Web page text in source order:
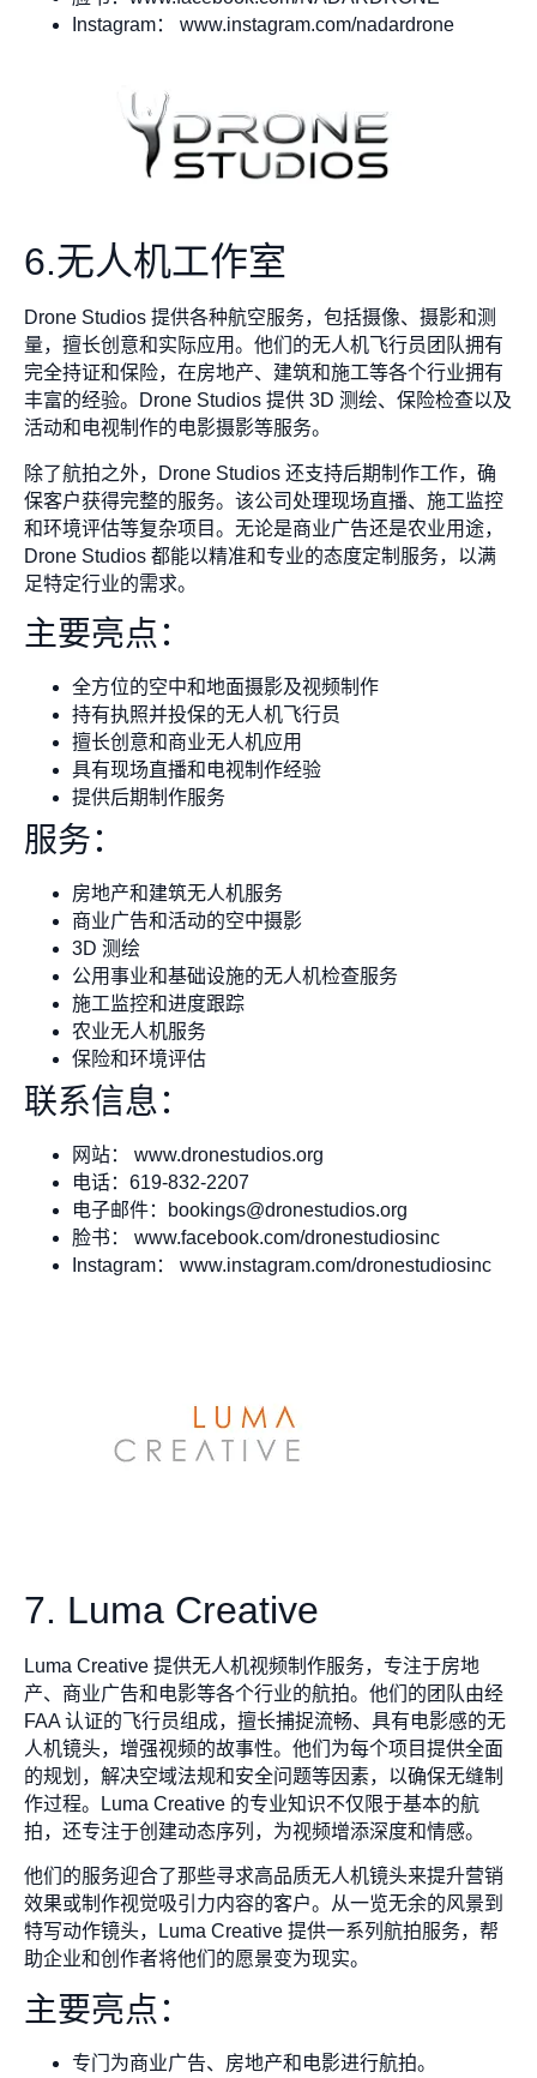
Instagram： www.instagram.com/nadardrone
6.无人机工作室
Drone Studios 提供各种航空服务，包括摄像、摄影和测
量，擅长创意和实际应用。他们的无人机飞行员团队拥有
完全持证和保险，在房地产、建筑和施工等各个行业拥有
丰富的经验。Drone Studios 提供 3D 测绘、保险检查以及
活动和电视制作的电影摄影等服务。
除了航拍之外，Drone Studios 还支持后期制作工作，确
保客户获得完整的服务。该公司处理现场直播、施工监控
和环境评估等复杂项目。无论是商业广告还是农业用途，
Drone Studios 都能以精准和专业的态度定制服务，以满
足特定行业的需求。
主要亮点：
全方位的空中和地面摄影及视频制作
持有执照并投保的无人机飞行员
擅长创意和商业无人机应用
具有现场直播和电视制作经验
提供后期制作服务
服务：
房地产和建筑无人机服务
商业广告和活动的空中摄影
3D 测绘
公用事业和基础设施的无人机检查服务
施工监控和进度跟踪
农业无人机服务
保险和环境评估
联系信息：
网站： www.dronestudios.org
电话：619-832-2207
电子邮件：
bookings@dronestudios.org
脸书： www.facebook.com/dronestudiosinc
Instagram： www.instagram.com/dronestudiosinc
7. Luma Creative
Luma Creative 提供无人机视频制作服务，专注于房地
产、商业广告和电影等各个行业的航拍。他们的团队由经
FAA 认证的飞行员组成，擅长捕捉流畅、具有电影感的无
人机镜头，增强视频的故事性。他们为每个项目提供全面
的规划，解决空域法规和安全问题等因素，以确保无缝制
作过程。Luma Creative 的专业知识不仅限于基本的航
拍，还专注于创建动态序列，为视频增添深度和情感。
他们的服务迎合了那些寻求高品质无人机镜头来提升营销
效果或制作视觉吸引力内容的客户。从一览无余的风景到
特写动作镜头，Luma Creative 提供一系列航拍服务，帮
助企业和创作者将他们的愿景变为现实。
主要亮点：
专门为商业广告、房地产和电影进行航拍。